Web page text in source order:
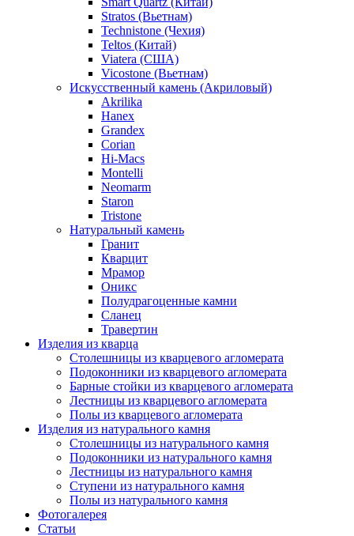
Stratos (Вьетнам)
Technistone (Чехия)
Teltos (Китай)
Viatera (США)
Vicostone (Вьетнам)
Искусственный камень (Акриловый)
Akrilika
Hanex
Grandex
Corian
Hi-Macs
Montelli
Neomarm
Staron
Tristone
Натуральный камень
Гранит
Кварцит
Мрамор
Оникс
Полудрагоценные камни
Сланец
Травертин
Изделия из кварца
Столешницы из кварцевого агломерата
Подоконники из кварцевого агломерата
Барные стойки из кварцевого агломерата
Лестницы из кварцевого агломерата
Полы из кварцевого агломерата
Изделия из натурального камня
Столешницы из натурального камня
Подоконники из натурального камня
Лестницы из натурального камня
Ступени из натурального камня
Полы из натурального камня
Фотогалерея
Статьи